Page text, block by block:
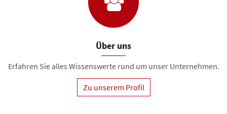
Über uns
Erfahren Sie alles Wissenswerte rund um unser Unternehmen.
Zu unserem Profil